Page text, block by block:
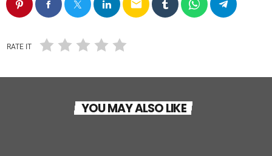
email
RATE IT
YOU MAY ALSO LIKE
Gli anni ’70 hanno lasciato una traccia